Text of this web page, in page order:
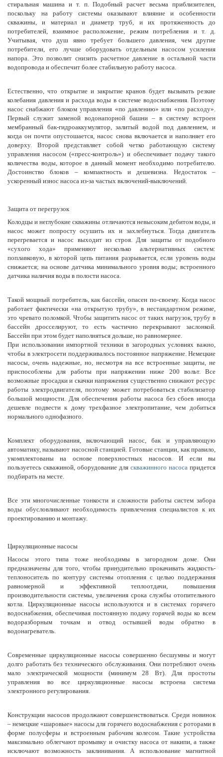
стиральная машина и т. п. Подобный расчет весьма приблизителен,
поскольку на работу системы оказывают влияние и особенности
скважины, и материал и диаметр труб, и их протяженность до
потребителей, взаимное расположение, режим потребления и т. д.
Учитывая, что душ явно требует большего давления, чем другие
потребители, его лучше оборудовать отдельным насосом усиления
напора. Это позволит снизить расчетное давление в остальной части
водопровода и обеспечит более стабильную работу насоса.
Естественно, что открытие и закрытие кранов будет вызывать резкие
колебания давления и расхода воды в системе водоснабжения. Поэтому
насос снабжают блоком управления «по давлению» или «по расходу».
Первый служит заменой водонапорной башни – в систему встроен
мембранный бак-гидроаккумулятор, залитый водой под давлением, и
когда он почти опустошается, насос снова включается и наполняет его
доверху. Второй представляет собой четко работающую систему
управления насосом («пресс-контроль») и обеспечивает подачу такого
количества воды, которое в данный момент необходимо потребителю.
Достоинство блоков – компактность и дешевизна. Недостаток –
ускоренный износ насоса из-за частых включений-выключений.
Защита от перегрузок
Колодцы и неглубокие скважины отличаются невысоким дебитом воды, и
насос может попросту осушить их и захлебнуться. Тогда двигатель
перегревается и насос выходит из строя. Для защиты от подобного
«сухого хода» применяют несколько альтернативных систем:
поплавковую, в которой цепь питания разрывается, если уровень воды
снижается; на основе датчика минимального уровня воды; встроенного
датчика наличия воды в полости насоса.
Такой мощный потребитель, как бассейн, опасен по-своему. Когда насос
работает фактически «на открытую трубу», в нестандартном режиме,
это чревато поломкой. Чтобы защитить насос от таких нагрузок, трубу в
бассейн дросселируют, то есть частично перекрывают заслонкой.
Бассейн при этом будет наполняться дольше, но равномернее.
При использовании импортной техники в загородных условиях важно,
чтобы в электросети поддерживалось постоянное напряжение. Немецкие
насосы, очень надежные, но, несмотря на все встроенные защиты, не
приспособлены для работы при напряжении ниже 200 вольт. Все
возможные просадки и скачки напряжения существенно снижают ресурс
работы электродвигателя, поэтому может потребоваться стабилизатор
большой мощности. Для обеспечения работы насоса без сбоев иногда
дешевле подвести к дому трехфазное электропитание, чем добиться
нормального однофазного.
Комплект оборудования, включающий насос, бак и управляющую
автоматику, называют насосной станцией. Готовые станции, как правило,
укомплектованы на основе поверхностных насосов. И если вы
пользуетесь скважиной, оборудование для скважинного насоса придется
подбирать на месте.
Все эти многочисленные тонкости и сложности работы систем забора
воды обусловливают необходимость привлечения специалистов к их
проектированию и монтажу.
Циркуляционные насосы
Насосы этого типа тоже необходимы в загородном доме. Они
предназначены для того, чтобы принудительно прокачивать жидкость-
теплоноситель по контуру системы отопления с целью поддержания
равномерной и эффективной теплоотдачи, повышения
производительности системы, увеличения срока службы отопительного
котла. Циркуляционные насосы используются и в системах горячего
водоснабжения, обеспечивая постоянную подачу горячей воды ко всем
водоразборным точкам и отвод остывшей воды обратно в
водонагреватель.
Современные циркуляционные насосы совершенно бесшумны и могут
долго работать без технического обслуживания. Они потребляют очень
мало электрической мощности (минимум 28 Вт). Для простоты
управления во все циркуляционные насосы встроена система
электронного регулирования.
Конструкции насосов продолжают совершенствоваться. Среди новинок
– немецкие «шаровые» насосы для горячего водоснабжения с роторами в
форме полусферы и встроенным рабочим колесом. Такие устройства
максимально облегчают промывку и очистку насоса от накипи, а также
исключают возможность заклинивания. А использование магнитной